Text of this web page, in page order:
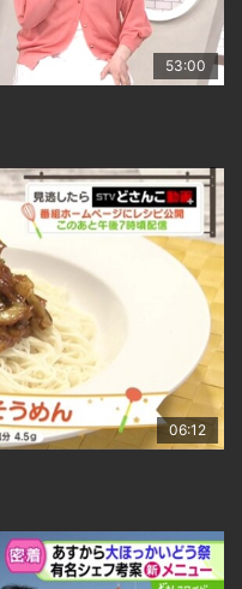
53:00
06:12